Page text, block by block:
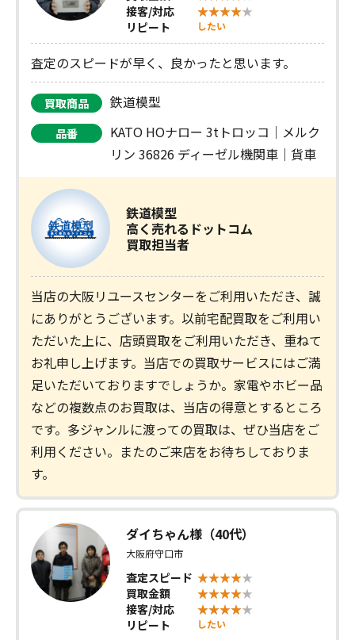
接客/対応
リピート
したい
査定のスピードが早く、良かったと思います。
買取商品 鉄道模型
品番
KATO HOナロー 3tトロッコ｜メルク
リン 36826 ディーゼル機関車｜貨車
鉄道模型
高く売れるドットコム
買取担当者
当店の大阪リユースセンターをご利用いただき、誠
にありがとうございます。以前宅配買取をご利用い
ただいた上に、店頭買取をご利用いただき、重ねて
お礼申し上げます。当店での買取サービスにはご満
足いただいておりますでしょうか。家電やホビー品
などの複数点のお買取は、当店の得意とするところ
です。多ジャンルに渡っての買取は、ぜひ当店をご
利用ください。またのご来店をお待ちしておりま
す。
ダイちゃん様（40代）
大阪府守口市
査定スピード
買取金額
接客/対応
リピート
したい